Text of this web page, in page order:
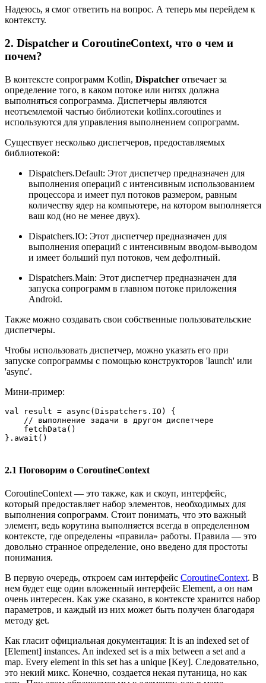
Надеюсь, я смог ответить на вопрос. А теперь мы перейдем к
контексту.
2. Dispatcher и CoroutineContext, что о чем и
почем?
В контексте сопрограмм Kotlin, Dispatcher отвечает за
определение того, в каком потоке или нитях должна
выполняться сопрограмма. Диспетчеры являются
неотъемлемой частью библиотеки kotlinx.coroutines и
используются для управления выполнением сопрограмм.
Существует несколько диспетчеров, предоставляемых
библиотекой:
Dispatchers.Default: Этот диспетчер предназначен для
выполнения операций с интенсивным использованием
процессора и имеет пул потоков размером, равным
количеству ядер на компьютере, на котором выполняется
ваш код (но не менее двух).
Dispatchers.IO: Этот диспетчер предназначен для
выполнения операций с интенсивным вводом-выводом
и имеет больший пул потоков, чем дефолтный.
Dispatchers.Main: Этот диспетчер предназначен для
запуска сопрограмм в главном потоке приложения
Android.
Также можно создавать свои собственные пользовательские
диспетчеры.
Чтобы использовать диспетчер, можно указать его при
запуске сопрограммы с помощью конструкторов 'launch' или
'async'.
Мини-пример:
val result = async(Dispatchers.IO) {
    // выполнение задачи в другом диспетчере
    fetchData()
}.await()
2.1 Поговорим о CoroutineContext
CoroutineContext — это также, как и скоуп, интерфейс,
который предоставляет набор элементов, необходимых для
выполнения сопрограмм. Стоит понимать, что это важный
элемент, ведь корутина выполняется всегда в определенном
контексте, где определены «правила» работы. Правила — это
довольно странное определение, оно введено для простоты
понимания.
В первую очередь, откроем сам интерфейс CoroutineContext. В
нем будет еще один вложенный интерфейс Element, а он нам
очень интересен. Как уже сказано, в контексте хранится набор
параметров, и каждый из них может быть получен благодаря
методу get.
Как гласит официальная документация: It is an indexed set of
[Element] instances. An indexed set is a mix between a set and a
map. Every element in this set has a unique [Key]. Следовательно,
это некий микс. Конечно, создается некая путаница, но как